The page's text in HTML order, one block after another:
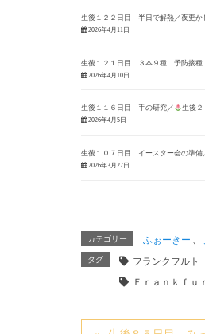
生後１２２日目 半日で解熱／夜更か
2026年4月11日
生後１２１日目 ３本９種 予防接種
2026年4月10日
生後１１６日目 手の研究／ 生後２
2026年4月5日
生後１０７日目 イースター会の準備
2026年3月27日
カテゴリー ふぉーきー 、
タグ フランクフルト
Ｆｒａｎｋｆｕ